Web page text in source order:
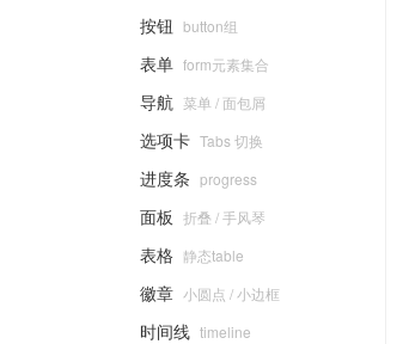
按钮 button组
表单 form元素集合
导航 菜单 / 面包屑
选项卡 Tabs 切换
进度条 progress
面板 折叠 / 手风琴
表格 静态table
徽章 小圆点 / 小边框
时间线 timeline